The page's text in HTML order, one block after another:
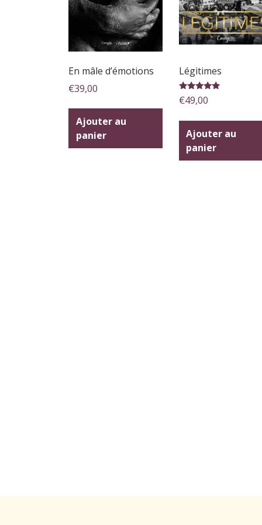
En mâle d’émotions
€39,00
Ajouter au
panier
Légitimes
Note
5.00
€49,00
Ajouter au
panier